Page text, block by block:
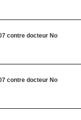
contre docteur No
contre docteur No